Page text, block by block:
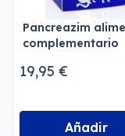
Pancreazim
complementario
19,95 €
Añadir